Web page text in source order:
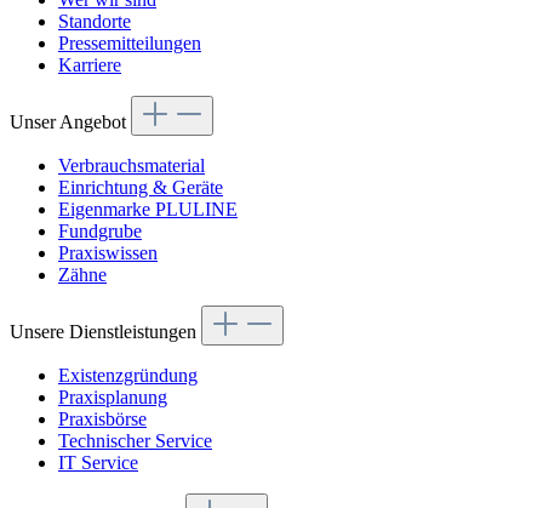
Standorte
Pressemitteilungen
Karriere
Unser Angebot
Verbrauchsmaterial
Einrichtung & Geräte
Eigenmarke PLULINE
Fundgrube
Praxiswissen
Zähne
Unsere Dienstleistungen
Existenzgründung
Praxisplanung
Praxisbörse
Technischer Service
IT Service